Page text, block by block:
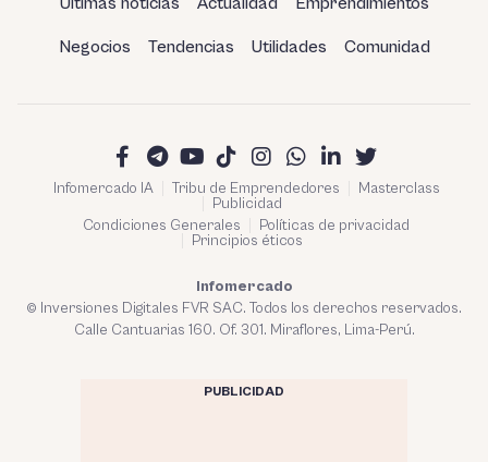
Negocios Tendencias Utilidades Comunidad
Infomercado IA Tribu de Emprendedores
Masterclass
Publicidad
Condiciones Generales
Políticas de privacidad
Principios éticos
Infomercado
© Inversiones Digitales FVR SAC. Todos los derechos reservados.
Calle Cantuarias 160. Of. 301. Miraflores, Lima-Perú.
PUBLICIDAD